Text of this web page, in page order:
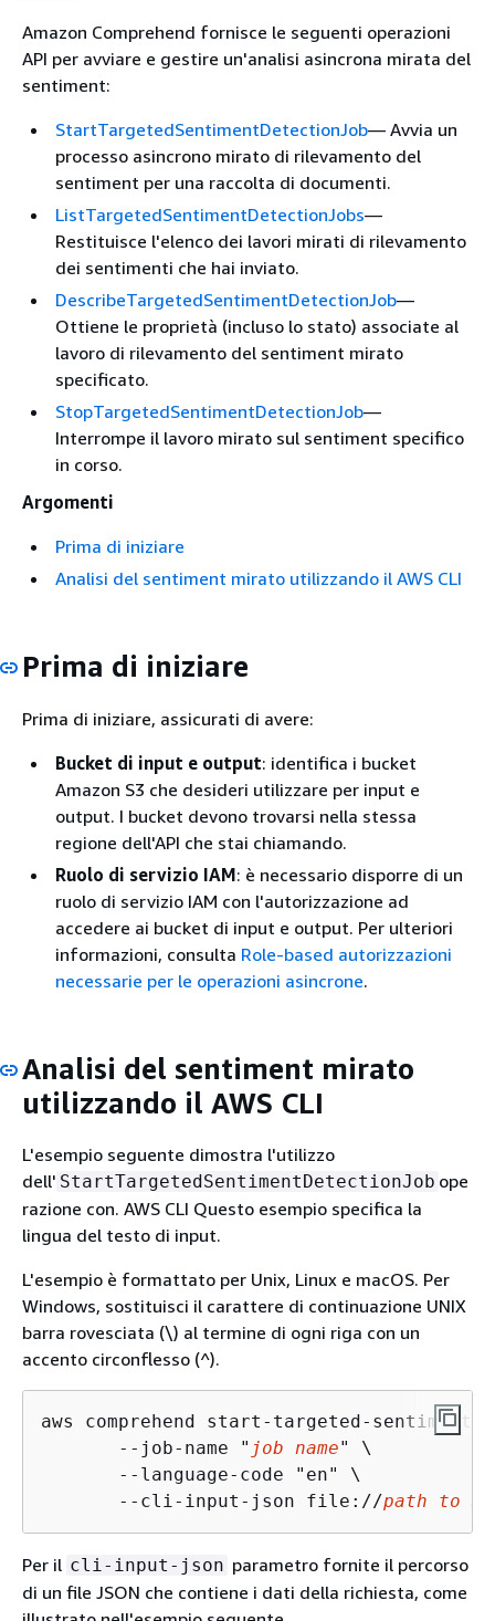
Amazon Comprehend fornisce le seguenti operazioni
API per avviare e gestire un'analisi asincrona mirata del
sentiment:
StartTargetedSentimentDetectionJob— Avvia un
processo asincrono mirato di rilevamento del
sentiment per una raccolta di documenti.
ListTargetedSentimentDetectionJobs—
Restituisce l'elenco dei lavori mirati di rilevamento
dei sentimenti che hai inviato.
DescribeTargetedSentimentDetectionJob—
Ottiene le proprietà (incluso lo stato) associate al
lavoro di rilevamento del sentiment mirato
specificato.
StopTargetedSentimentDetectionJob—
Interrompe il lavoro mirato sul sentiment specifico
in corso.
Argomenti
Prima di iniziare
Analisi del sentiment mirato utilizzando il AWS CLI
Prima di iniziare
Prima di iniziare, assicurati di avere:
Bucket di input e output: identifica i bucket
Amazon S3 che desideri utilizzare per input e
output. I bucket devono trovarsi nella stessa
regione dell'API che stai chiamando.
Ruolo di servizio IAM: è necessario disporre di un
ruolo di servizio IAM con l'autorizzazione ad
accedere ai bucket di input e output. Per ulteriori
informazioni, consulta Role-based autorizzazioni
necessarie per le operazioni asincrone.
Analisi del sentiment mirato
utilizzando il AWS CLI
L'esempio seguente dimostra l'utilizzo
dell' StartTargetedSentimentDetectionJob ope
razione con. AWS CLI Questo esempio specifica la
lingua del testo di input.
L'esempio è formattato per Unix, Linux e macOS. Per
Windows, sostituisci il carattere di continuazione UNIX
barra rovesciata (\) al termine di ogni riga con un
accento circonflesso (^).
aws comprehend start-targeted-
       --job-name "
job name" \
       --language-code "en" \
       --cli-input-json file://
path to
Per il cli-input-json parametro fornite il percorso
di un file JSON che contiene i dati della richiesta, come